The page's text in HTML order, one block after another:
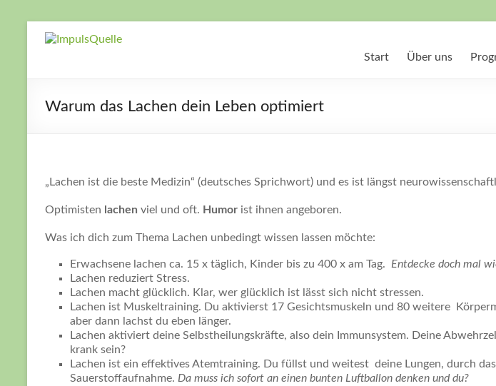
InhaltImpulsQuelle
Zeit für
Wege zu
Start Über uns
Warum das Lachen dein Leben optimiert
„Lachen ist die beste Medizin“ (deutsches Sprichwort) und es ist längst
Optimisten lachen viel und oft. Humor ist ihnen angeboren.
Was ich dich zum Thema Lachen unbedingt wissen lassen möchte:
Erwachsene lachen ca. 15 x täglich, Kinder bis zu 400 x am Tag. Entdecke doch mal
Lachen reduziert Stress.
Lachen macht glücklich. Klar, wer glücklich ist lässt sich nicht stressen.
Lachen ist Muskeltraining. Du aktivierst 17 Gesichtsmuskeln und 80 weitere
aber dann lachst du eben länger.
Lachen aktiviert deine Selbstheilungskräfte, also dein Immunsystem. Deine
krank sein?
Lachen ist ein effektives Atemtraining. Du füllst und weitest deine Lungen, durch
Sauerstoffaufnahme. Da muss ich sofort an einen bunten Luftballon denken und du?